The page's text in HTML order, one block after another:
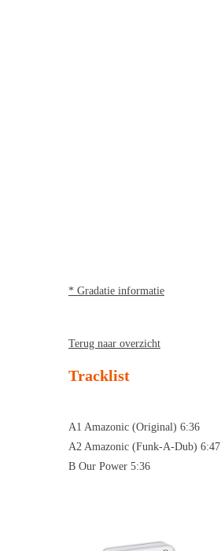
* Gradatie informatie
Terug naar overzicht
Tracklist
A1 Amazonic (Original) 6:36
A2 Amazonic (Funk-A-Dub) 6:47
B Our Power 5:36